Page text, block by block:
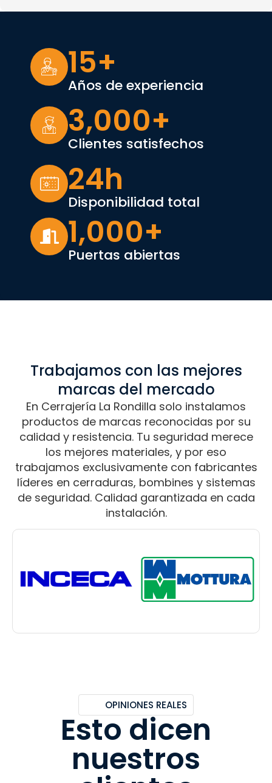
Años de experiencia
15+
Clientes satisfechos
3,000+
Disponibilidad total
24h
Puertas abiertas
1,000+
Trabajamos con las mejores
marcas del mercado
En Cerrajería La Rondilla solo instalamos
productos de marcas reconocidas por su
calidad y resistencia. Tu seguridad merece
los mejores materiales, y por eso
trabajamos exclusivamente con fabricantes
líderes en cerraduras, bombines y sistemas
de seguridad. Calidad garantizada en cada
instalación.
OPINIONES REALES
Esto dicen
nuestros